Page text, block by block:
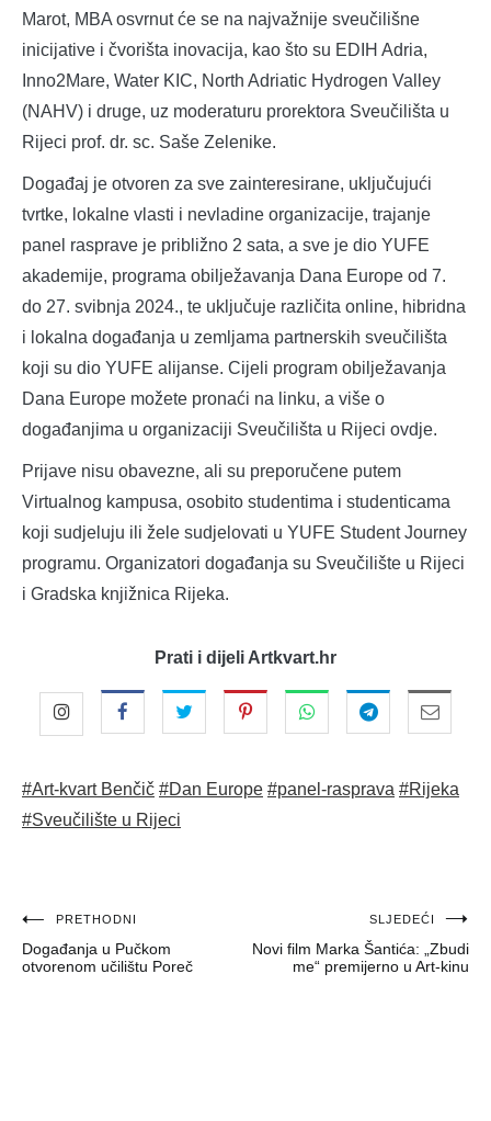
Marot, MBA osvrnut će se na najvažnije sveučilišne
inicijative i čvorišta inovacija, kao što su EDIH Adria,
Inno2Mare, Water KIC, North Adriatic Hydrogen Valley
(NAHV) i druge, uz moderaturu prorektora Sveučilišta u
Rijeci prof. dr. sc. Saše Zelenike.
Događaj je otvoren za sve zainteresirane, uključujući
tvrtke, lokalne vlasti i nevladine organizacije, trajanje
panel rasprave je približno 2 sata, a sve je dio YUFE
akademije, programa obilježavanja Dana Europe od 7.
do 27. svibnja 2024., te uključuje različita online, hibridna
i lokalna događanja u zemljama partnerskih sveučilišta
koji su dio YUFE alijanse. Cijeli program obilježavanja
Dana Europe možete pronaći na linku, a više o
događanjima u organizaciji Sveučilišta u Rijeci ovdje.
Prijave nisu obavezne, ali su preporučene putem
Virtualnog kampusa, osobito studentima i studenticama
koji sudjeluju ili žele sudjelovati u YUFE Student Journey
programu. Organizatori događanja su Sveučilište u Rijeci
i Gradska knjižnica Rijeka.
Prati i dijeli Artkvart.hr
#Art-kvart Benčič #Dan Europe #panel-rasprava #Rijeka
#Sveučilište u Rijeci
Navigacija
objava
PRETHODNI
Događanja u Pučkom
otvorenom učilištu Poreč
SLJEDEĆI
Novi film Marka Šantića: „Zbudi
me“ premijerno u Art-kinu